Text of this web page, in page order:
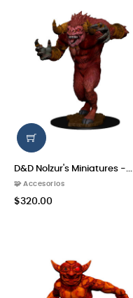
D&D Nolzur's Miniatures -...
🧩 Accesorios
$320.00